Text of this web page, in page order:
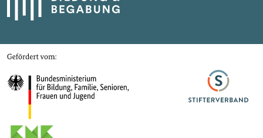
Gefördert von
Bundesministerium für Bildung, Familie, Senioren, Frauen und Jugend
Stifterverband
Kultusministerkonferenz